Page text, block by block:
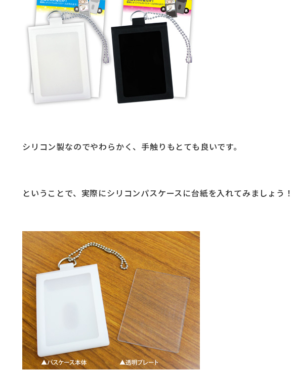
シリコン製なのでやわらかく、手触りもとても良いです。
ということで、実際にシリコンパスケースに台紙を入れてみましょう！